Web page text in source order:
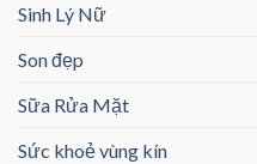
Sinh Lý Nữ
Son đẹp
Sữa Rửa Mặt
Sức khoẻ vùng kín